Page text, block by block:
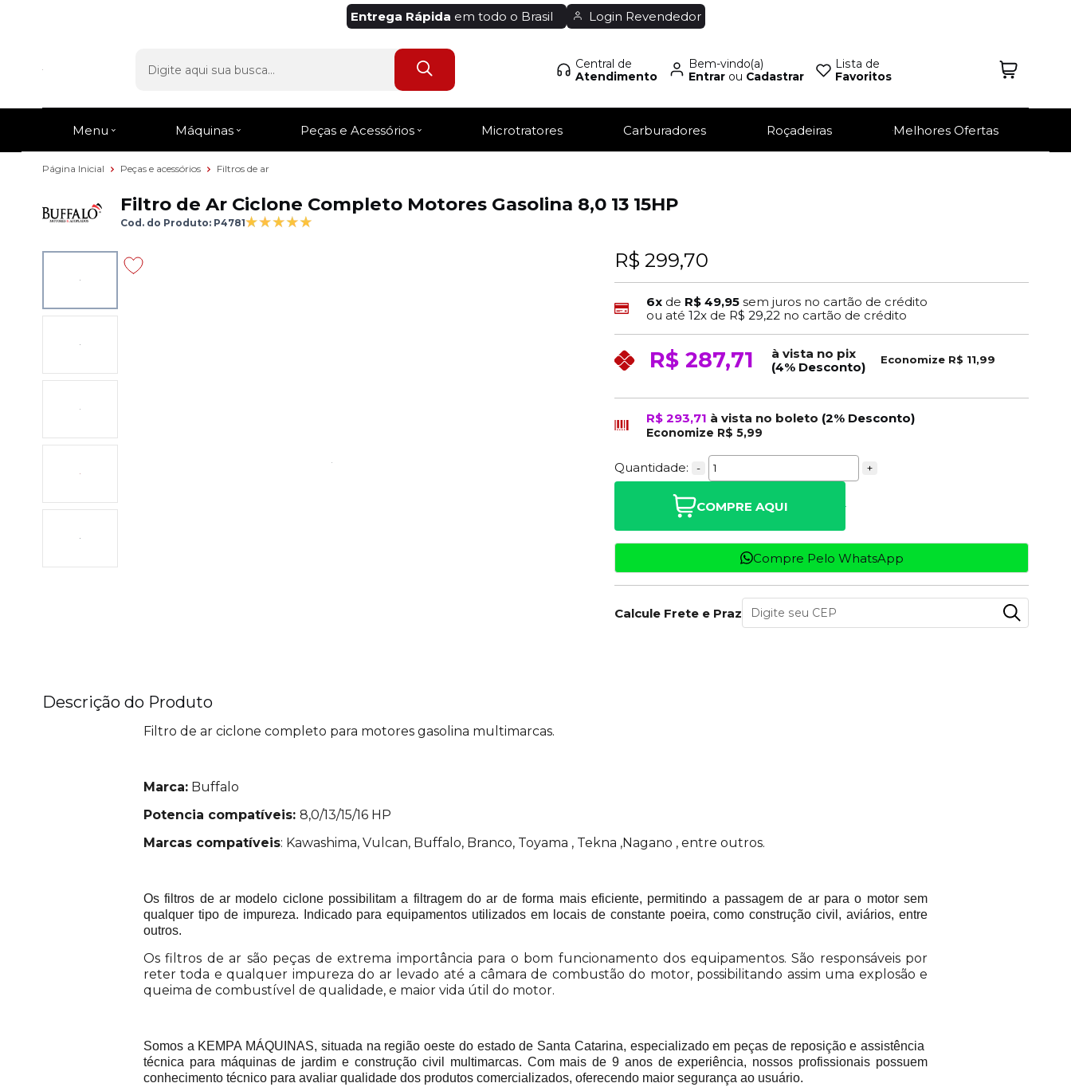
Entrega Rápida em todo o Brasil Login Revendedor
Central de
Atendimento
Bem-vindo(a)
Entrarou Cadastrar
Lista de
Favoritos
Menu Máquinas Peças e Acessórios Microtratores Carburadores Roçadeiras Melhores Ofertas
Página Inicial Peças e acessórios Filtros de ar
Filtro de Ar Ciclone Completo Motores Gasolina 8,0 13 15HP
Cod. do Produto: P4781
R$ 299,70
6x de R$ 49,95 sem juros no cartão de crédito
ou até12x de R$ 29,22 no cartão de crédito
R$ 287,71
à vista no pix
(4% Desconto)
Economize R$ 11,99
R$ 293,71 à vista no boleto (2% Desconto)
Economize R$ 5,99
Quantidade: - +
COMPRE AQUI
Compre Pelo WhatsApp
Calcule Frete e Prazo
Descrição do Produto
Filtro de ar ciclone completo para motores gasolina multimarcas.
Marca: Buffalo
Potencia compatíveis: 8,0/13/15/16 HP
Marcas compatíveis: Kawashima, Vulcan, Buffalo, Branco, Toyama , Tekna ,Nagano , entre outros.
Os filtros de ar modelo ciclone possibilitam a filtragem do ar de forma mais eficiente, permitindo a passagem de ar para o motor sem
qualquer tipo de impureza. Indicado para equipamentos utilizados em locais de constante poeira, como construção civil, aviários, entre
outros.
Os filtros de ar são peças de extrema importância para o bom funcionamento dos equipamentos. São responsáveis por
reter toda e qualquer impureza do ar levado até a câmara de combustão do motor, possibilitando assim uma explosão e
queima de combustível de qualidade, e maior vida útil do motor.
Somos a KEMPA MÁQUINAS, situada na região oeste do estado de Santa Catarina, especializado em peças de reposição e assistência
técnica para máquinas de jardim e construção civil multimarcas. Com mais de 9 anos de experiência, nossos profissionais possuem
conhecimento técnico para avaliar qualidade dos produtos comercializados, oferecendo maior segurança ao usuário.